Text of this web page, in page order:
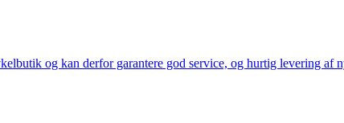
og kan derfor garantere god service, og hurtig levering af